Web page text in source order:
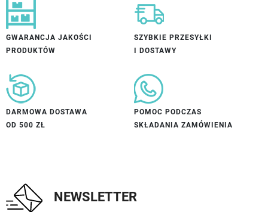
GWARANCJA JAKOŚCI
PRODUKTÓW
SZYBKIE PRZESYŁKI
I DOSTAWY
DARMOWA DOSTAWA
OD 500 ZŁ
POMOC PODCZAS
SKŁADANIA ZAMÓWIENIA
NEWSLETTER